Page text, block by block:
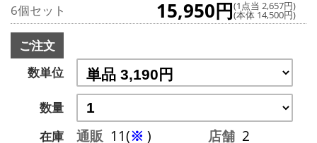
6個セット 15,950円(1点当 2,657円)
(本体 14,500円)
ご注文
数単位
数量
在庫
通販 11(※ ) 店舗 2